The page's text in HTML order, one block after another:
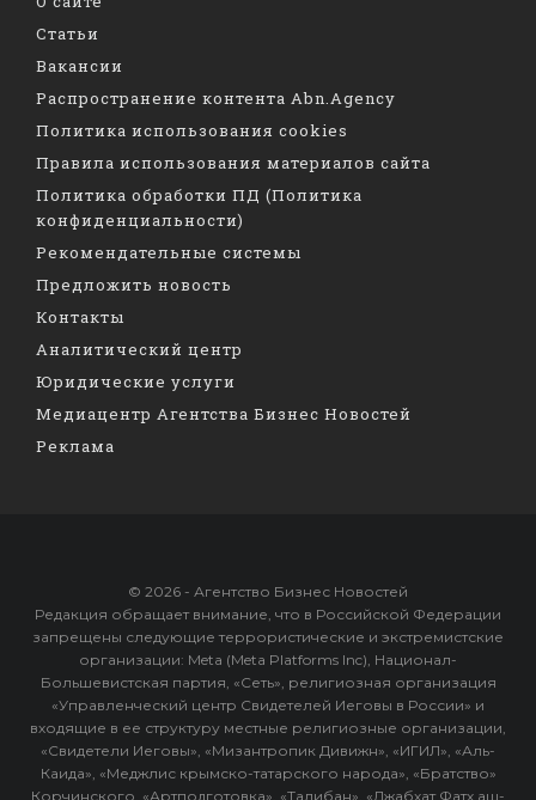
Статьи
Вакансии
Распространение контента Abn.Agency
Политика использования cookies
Правила использования материалов сайта
Политика обработки ПД (Политика
конфиденциальности)
Рекомендательные системы
Предложить новость
Контакты
Аналитический центр
Юридические услуги
Медиацентр Агентства Бизнес Новостей
Реклама
© 2026 - Агентство Бизнес Новостей
Редакция обращает внимание, что в Российской Федерации
запрещены следующие террористические и экстремистские
организации: Meta (Meta Platforms Inc), Национал-
Большевистская партия, «Сеть», религиозная организация
«Управленческий центр Свидетелей Иеговы в России» и
входящие в ее структуру местные религиозные организации,
«Свидетели Иеговы», «Мизантропик Дивижн», «ИГИЛ», «Аль-
Каида», «Меджлис крымско-татарского народа», «Братство»
Корчинского, «Артподготовка», «Талибан», «Джабхат Фатх аш-